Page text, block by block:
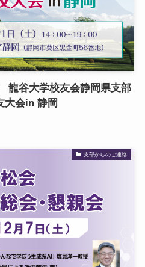
龍谷大学校友会静岡県支部
大会in 静岡
支部からのご連絡